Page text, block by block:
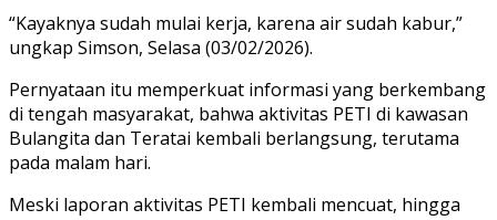
“Kayaknya sudah mulai kerja, karena air sudah kabur,”
ungkap Simson, Selasa (03/02/2026).
Pernyataan itu memperkuat informasi yang berkembang
di tengah masyarakat, bahwa aktivitas PETI di kawasan
Bulangita dan Teratai kembali berlangsung, terutama
pada malam hari.
Meski laporan aktivitas PETI kembali mencuat, hingga